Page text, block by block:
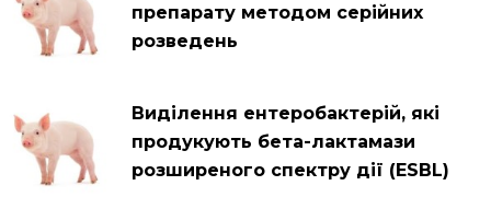
препарату методом серійних
розведень
Виділення ентеробактерій, які
продукують бета-лактамази
розширеного спектру дії (ESBL)